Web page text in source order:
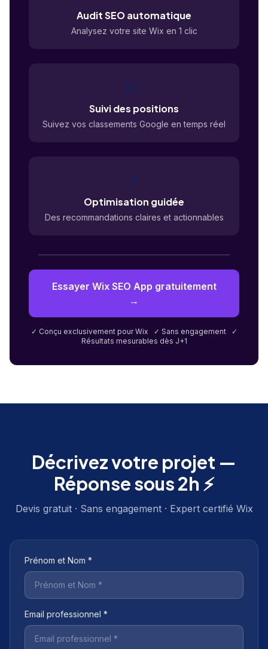
Audit SEO automatique
Analysez votre site Wix en 1 clic
📈
Suivi des positions
Suivez vos classements Google en temps réel
⚡
Optimisation guidée
Des recommandations claires et actionnables
Essayer Wix SEO App gratuitement
→
✓ Conçu exclusivement pour Wix ✓ Sans engagement ✓
Résultats mesurables dès J+1
Décrivez votre projet —
Réponse sous 2h ⚡
Devis gratuit · Sans engagement · Expert certifié Wix
Prénom et Nom *
Email professionnel *